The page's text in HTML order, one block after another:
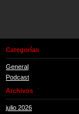
Categorías
General
Podcast
Archivos
julio 2026